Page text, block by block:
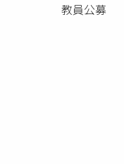
教員公募